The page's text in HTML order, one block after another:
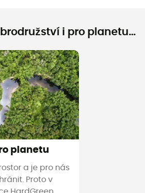
i pro planetu…
planetu
a je pro nás
Proto v